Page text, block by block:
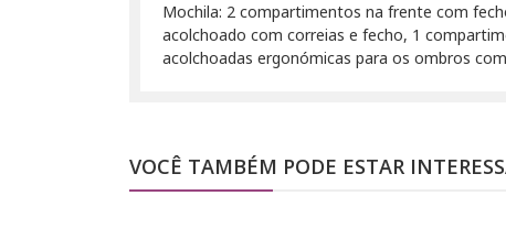
Mochila: 2 compartimentos na frente com
acolchoado com correias e fecho, 1
acolchoadas ergonómicas para os ombros
VOCÊ TAMBÉM PODE ESTAR